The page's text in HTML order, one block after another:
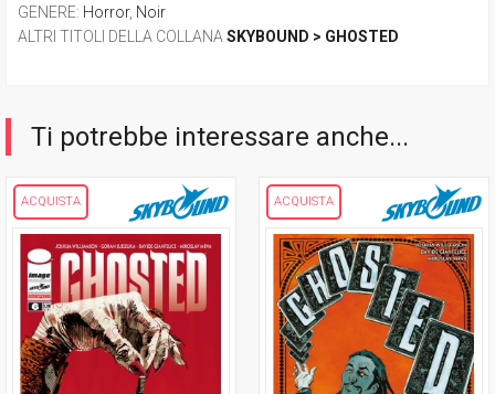
GENERE: Horror, Noir
ALTRI TITOLI DELLA COLLANA SKYBOUND > GHOSTED
Ti potrebbe interessare anche...
ACQUISTA ACQUISTA